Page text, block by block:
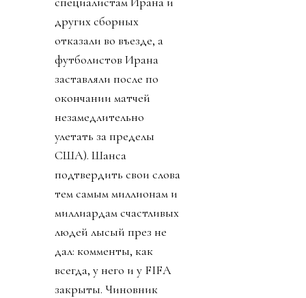
других сборных
отказали во въезде, а
футболистов Ирана
заставляли после по
окончании матчей
незамедлительно
улетать за пределы
США). Шанса
подтвердить свои слова
тем самым миллионам и
миллиардам счастливых
людей лысый през не
дал: комменты, как
всегда, у него и у FIFA
закрыты. Чиновник